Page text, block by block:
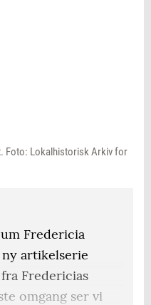
Foto: Lokalhistorisk Arkiv for
Fredericia
artikelserie
Fredericias
omgang ser vi